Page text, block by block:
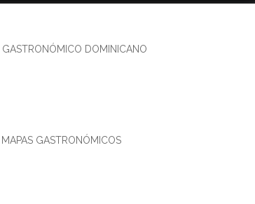
GASTRONÓMICO DOMINICANO
MAPAS GASTRONÓMICOS